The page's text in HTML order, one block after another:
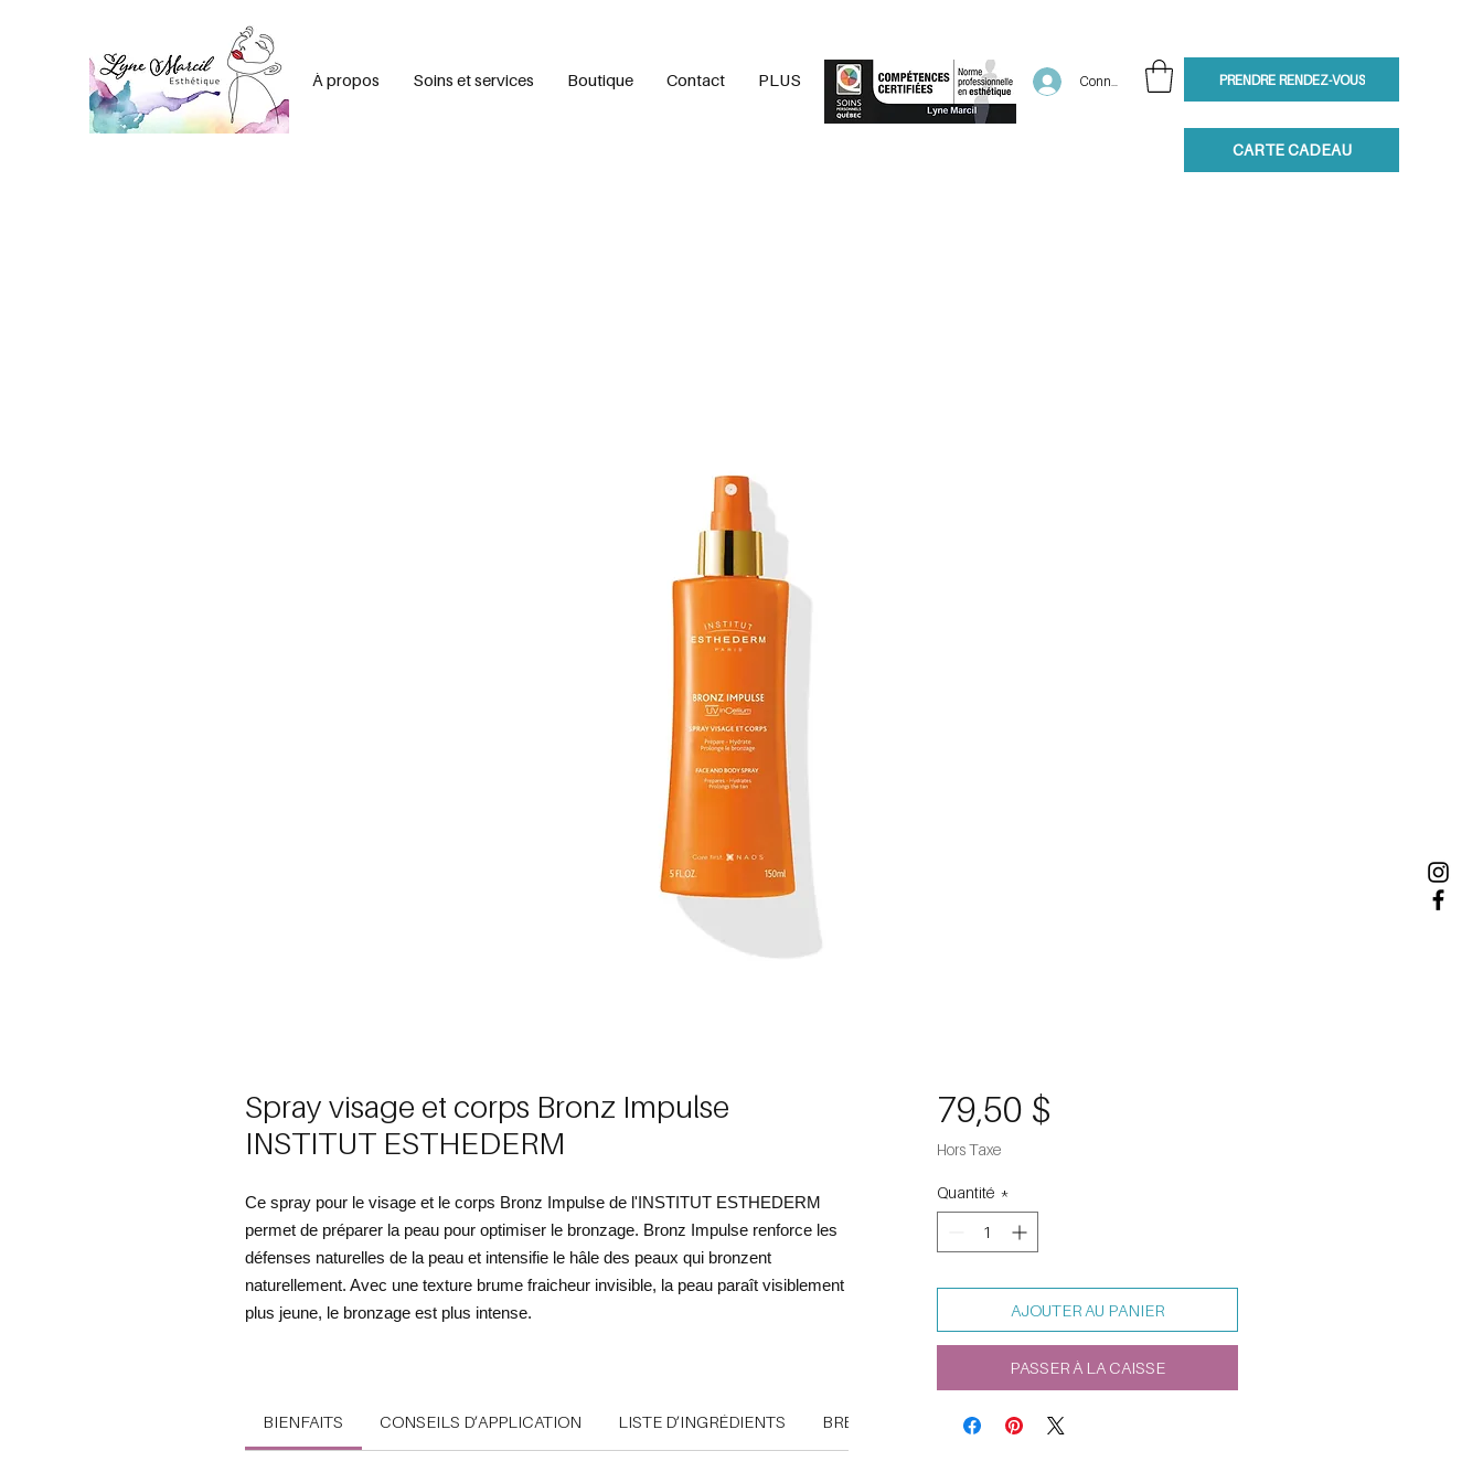
À propos Soins et services Boutique Contact PLUS Connexion PRENDRE RENDEZ-VOUS
CARTE CADEAU
Spray visage et corps Bronz Impulse
INSTITUT ESTHEDERM
Ce spray pour le visage et le corps Bronz Impulse de l'INSTITUT ESTHEDERM
permet de préparer la peau pour optimiser le bronzage. Bronz Impulse renforce les
défenses naturelles de la peau et intensifie le hâle des peaux qui bronzent
naturellement. Avec une texture brume fraicheur invisible, la peau paraît visiblement
plus jeune, le bronzage est plus intense.
BIENFAITS CONSEILS D’APPLICATION LISTE D’INGRÉDIENTS BREVETS ET TECHNOLOGIES
79,50 $
Hors Taxe
Quantité *
AJOUTER AU PANIER
PASSER À LA CAISSE